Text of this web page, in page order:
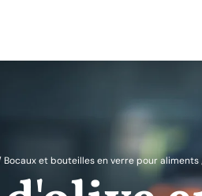
Bocaux et bouteilles en verre pour aliments